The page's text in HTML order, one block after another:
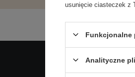
MOJE KONTO
usunięcie ciasteczek z
Funkcjonalne
Analityczne